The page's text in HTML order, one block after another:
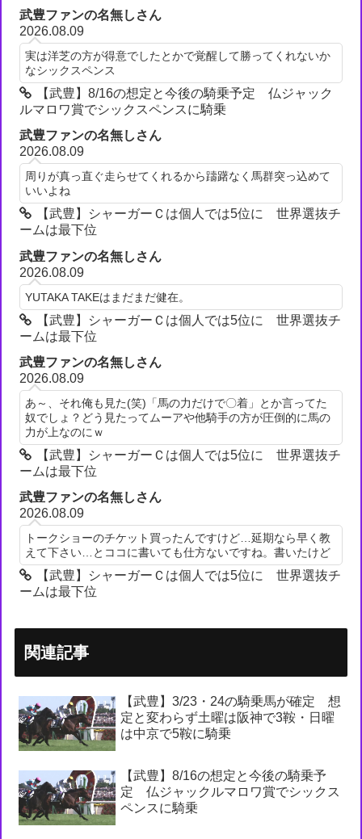
武豊ファンの名無しさん
2026.08.09
実は洋芝の方が得意でしたとかで覚醒して勝ってくれないか
なシックスペンス
【武豊】8/16の想定と今後の騎乗予定 仏ジャック
ルマロワ賞でシックスペンスに騎乗
武豊ファンの名無しさん
2026.08.09
周りが真っ直ぐ走らせてくれるから躊躇なく馬群突っ込めて
いいよね
【武豊】シャーガーＣは個人では5位に 世界選抜チ
ームは最下位
武豊ファンの名無しさん
2026.08.09
YUTAKA TAKEはまだまだ健在。
【武豊】シャーガーＣは個人では5位に 世界選抜チ
ームは最下位
武豊ファンの名無しさん
2026.08.09
あ～、それ俺も見た(笑)「馬の力だけで〇着」とか言ってた
奴でしょ？どう見たってムーアや他騎手の方が圧倒的に馬の
力が上なのにｗ
【武豊】シャーガーＣは個人では5位に 世界選抜チ
ームは最下位
武豊ファンの名無しさん
2026.08.09
トークショーのチケット買ったんですけど…延期なら早く教
えて下さい…とココに書いても仕方ないですね。書いたけど
【武豊】シャーガーＣは個人では5位に 世界選抜チ
ームは最下位
関連記事
【武豊】3/23・24の騎乗馬が確定 想
定と変わらず土曜は阪神で3鞍・日曜
は中京で5鞍に騎乗
【武豊】8/16の想定と今後の騎乗予
定 仏ジャックルマロワ賞でシックス
ペンスに騎乗